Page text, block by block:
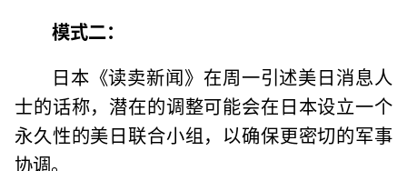
模式二：
日本《读卖新闻》在周一引述美日消息人
士的话称，潜在的调整可能会在日本设立一个
永久性的美日联合小组，以确保更密切的军事
协调。